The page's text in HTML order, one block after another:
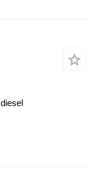
diesel